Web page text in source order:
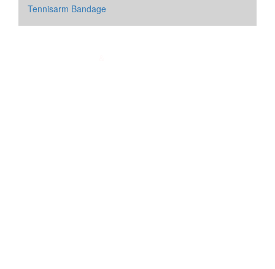
Tennisarm Bandage